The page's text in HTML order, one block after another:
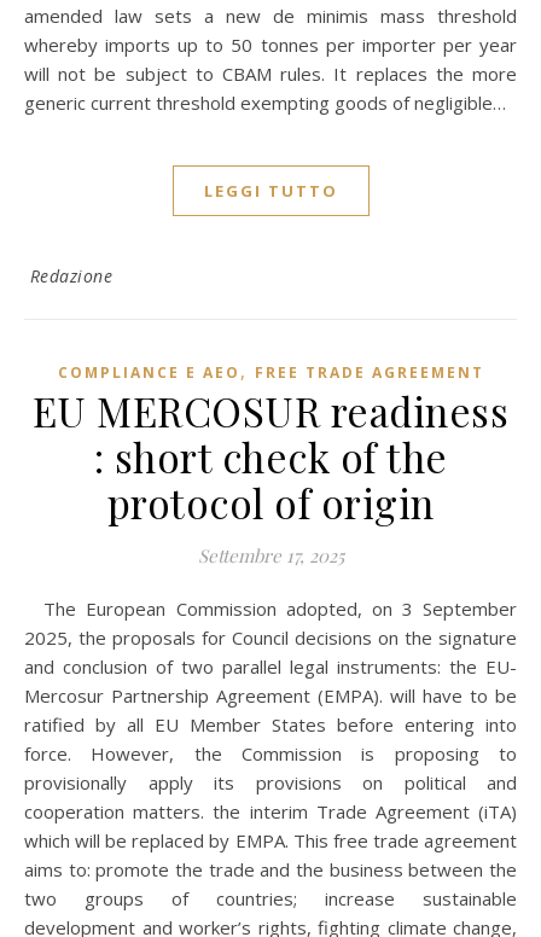
amended law sets a new de minimis mass threshold
whereby imports up to 50 tonnes per importer per year
will not be subject to CBAM rules. It replaces the more
generic current threshold exempting goods of negligible…
LEGGI TUTTO
Redazione
COMPLIANCE E AEO , FREE TRADE AGREEMENT
EU MERCOSUR readiness
: short check of the
protocol of origin
Settembre 17, 2025
The European Commission adopted, on 3 September
2025, the proposals for Council decisions on the signature
and conclusion of two parallel legal instruments: the EU-
Mercosur Partnership Agreement (EMPA). will have to be
ratified by all EU Member States before entering into
force. However, the Commission is proposing to
provisionally apply its provisions on political and
cooperation matters. the interim Trade Agreement (iTA)
which will be replaced by EMPA. This free trade agreement
aims to: promote the trade and the business between the
two groups of countries; increase sustainable
development and worker’s rights, fighting climate change,